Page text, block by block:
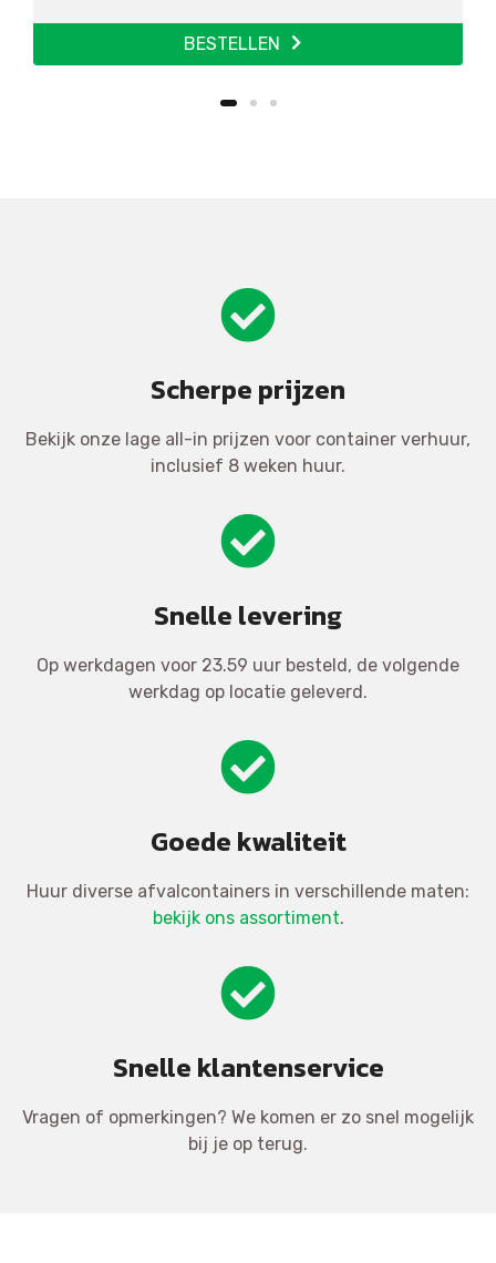
BESTELLEN
Scherpe prijzen
Bekijk onze lage all-in prijzen voor container verhuur,
inclusief 8 weken huur.
Snelle levering
Op werkdagen voor 23.59 uur besteld, de volgende
werkdag op locatie geleverd.
Goede kwaliteit
Huur diverse afvalcontainers in verschillende maten:
bekijk ons assortiment.
Snelle klantenservice
Vragen of opmerkingen? We komen er zo snel mogelijk
bij je op terug.